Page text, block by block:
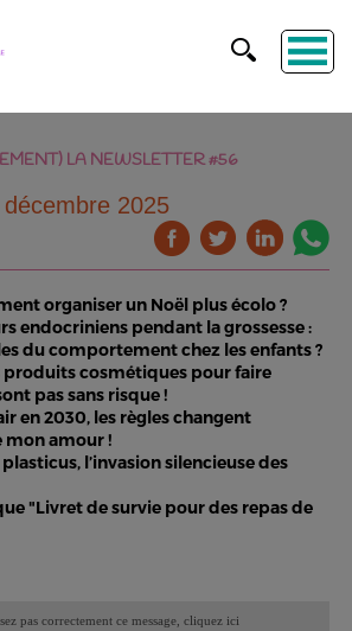
LA NEWSLETTER #56
2025
organiser un Noël plus écolo ?
endocriniens pendant la grossesse :
du comportement chez les enfants ?
produits cosmétiques pour faire
pas sans risque !
en 2030, les règles changent
mon amour !
l’invasion silencieuse des
"Livret de survie pour des repas de
pas correctement ce message, cliquez ici